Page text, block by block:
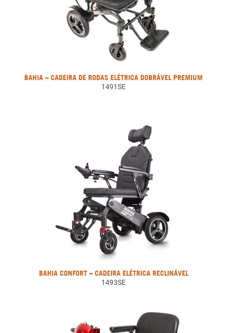
BAHIA – CADEIRA DE RODAS ELÉTRICA DOBRÁVEL PREMIUM
1491SE
BAHIA CONFORT – CADEIRA ELÉTRICA RECLINÁVEL
1493SE